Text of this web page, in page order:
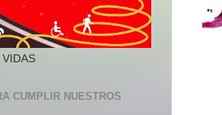
CUMPLIR NUESTROS